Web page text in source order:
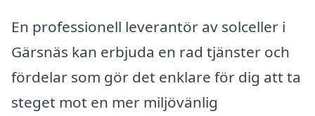
En professionell leverantör av solceller i
Gärsnäs kan erbjuda en rad tjänster och
fördelar som gör det enklare för dig att ta
steget mot en mer miljövänlig